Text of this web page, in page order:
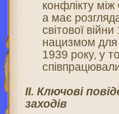
конфлікту
а має
світової
нацизмом для
1939 року, у
ІІ. Ключові
заходів